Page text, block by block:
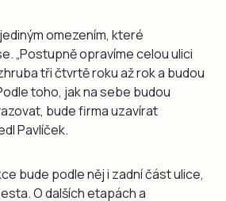
omezením, které
„Postupně opravíme celou ulici
tři čtvrtě roku až rok a budou
toho, jak na sebe budou
bude firma uzavírat
Pavlíček.
bude podle něj i zadní část ulice,
O dalších etapách a